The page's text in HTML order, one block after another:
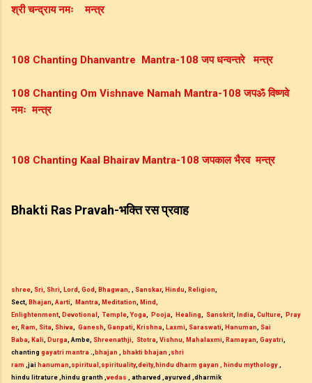
श्री चन्द्राय नमः मन्त्र
108 Chanting Dhanvantre  Mantra-108 जप धन्वन्तरे मन्त्र
108 Chanting Om Vishnave Namah Mantra-108 जपॐ विष्णवे
नमः मन्त्र
108 Chanting Kaal Bhairav Mantra-108 जपकाल भैरव मन्त्र
Bhakti Ras Pravah-भक्तिरसप्रवाह
shree Sri Shri Lord God Bhagwan Sanskar, Hindu Religion
Sect,
Bhajan Aarti Mantra Meditation
Mind,
Enlightenment
Devotional , Temple , Yoga Pooja Healing Sanskrit India Culture
Pray
er, Ram, Sita Shiva Ganesh Ganpati Krishna Laxmi Saraswati Hanuman
Sai
Baba
Kali Durga , Ambe, Shreenathji, Stotra Vishnu, Mahalaxmi Ramayan Gayatri
chanting gayatri mantra bhajan bhakti bhajan
shri
ram ,jai hanuman spiritual,spirituality, deity,hindu dharm gayan , hindu mythology
hindu litrature ,hindu granth , vedas , atharved ,ayurved ,dharmik